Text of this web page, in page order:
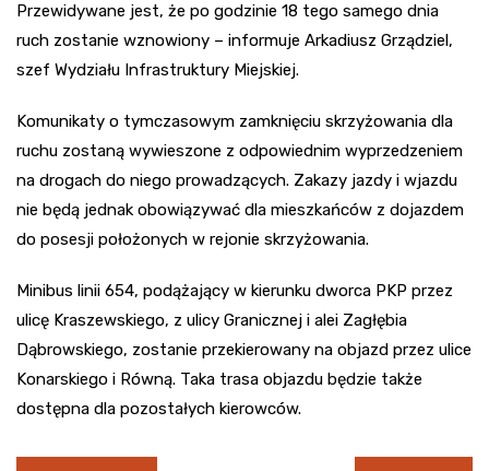
Przewidywane jest, że po godzinie 18 tego samego dnia
ruch zostanie wznowiony – informuje Arkadiusz Grządziel,
szef Wydziału Infrastruktury Miejskiej.
Komunikaty o tymczasowym zamknięciu skrzyżowania dla
ruchu zostaną wywieszone z odpowiednim wyprzedzeniem
na drogach do niego prowadzących. Zakazy jazdy i wjazdu
nie będą jednak obowiązywać dla mieszkańców z dojazdem
do posesji położonych w rejonie skrzyżowania.
Minibus linii 654, podążający w kierunku dworca PKP przez
ulicę Kraszewskiego, z ulicy Granicznej i alei Zagłębia
Dąbrowskiego, zostanie przekierowany na objazd przez ulice
Konarskiego i Równą. Taka trasa objazdu będzie także
dostępna dla pozostałych kierowców.